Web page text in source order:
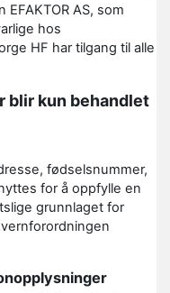
AS, som
hos
HF har tilgang til alle
blir kun behandlet
fødselsnummer,
for å oppfylle en
grunnlaget for